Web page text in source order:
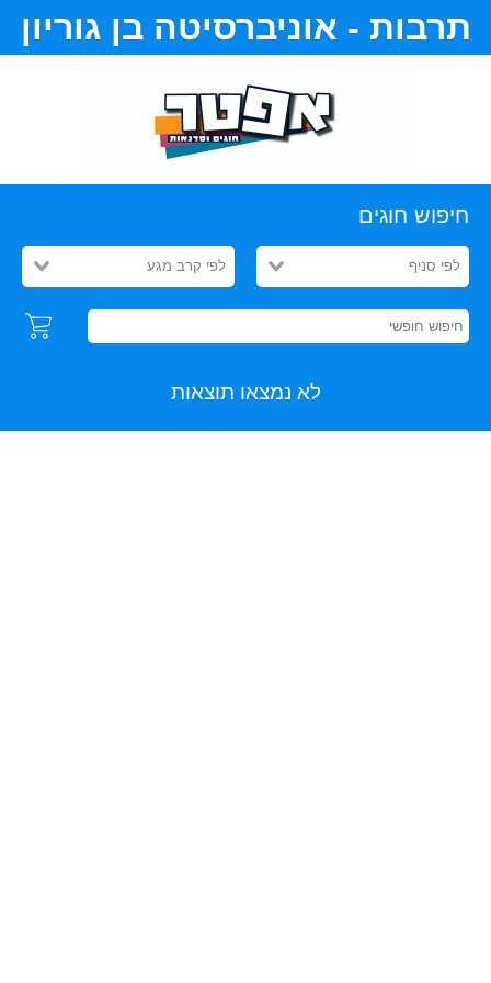
תרבות - אוניברסיטה בן גוריון
חיפוש חוגים
לפי סניף לפי קרב מגע
לא נמצאו תוצאות